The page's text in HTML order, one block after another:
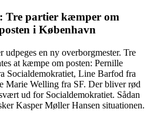
Tre partier kæmper om
i København
udpeges en ny overborgmester. Tre
at kæmpe om posten: Pernille
Socialdemokratiet, Line Barfod fra
Marie Welling fra SF. Der bliver rød
ud for Socialdemokratiet. Sådan
Kasper Møller Hansen situationen.